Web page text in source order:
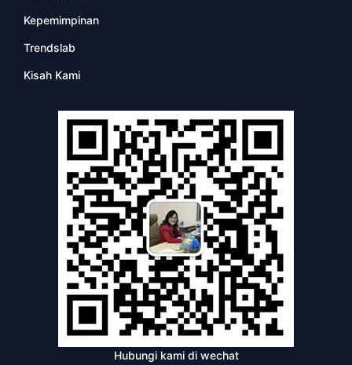
Kepemimpinan
Trendslab
Kisah Kami
Hubungi kami di wechat